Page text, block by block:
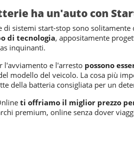
ha un'auto con
di sistemi start-stop sono solitamente
di tecnologia, appositamente
inquinanti.
l'avviamento e l'arresto possono
modello del veicolo. La cosa più
della batteria consigliata per un
ti offriamo il miglior prezzo
premium, online senza dover